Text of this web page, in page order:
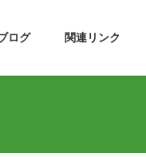
ログ 関連リンク